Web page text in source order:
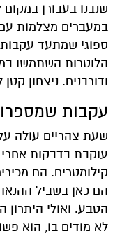
שנבנו בעבורן
במעברים מצלמות עם
ספוגי שמתעד
הלוטרות השתמשו
ודורבנים. ניצחון
עקבות
שעת צהריים עולה
עוקבת בדבקות
קילומטרים. הם
הם כאן בשביל
הטבע. ואולי
לא מודים בו, הוא